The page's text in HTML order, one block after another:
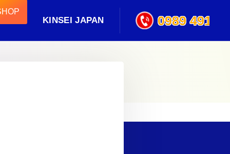
KINSEI JAPAN 0989 491